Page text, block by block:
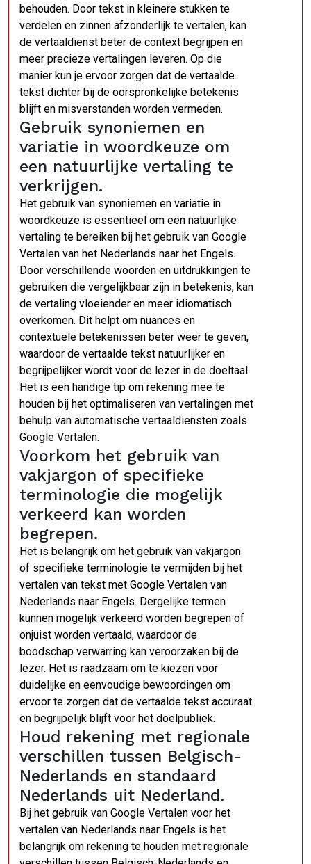
behouden. Door tekst in kleinere stukken te
verdelen en zinnen afzonderlijk te vertalen, kan
de vertaaldienst beter de context begrijpen en
meer precieze vertalingen leveren. Op die
manier kun je ervoor zorgen dat de vertaalde
tekst dichter bij de oorspronkelijke betekenis
blijft en misverstanden worden vermeden.
Gebruik synoniemen en
variatie in woordkeuze om
een natuurlijke vertaling te
verkrijgen.
Het gebruik van synoniemen en variatie in
woordkeuze is essentieel om een natuurlijke
vertaling te bereiken bij het gebruik van Google
Vertalen van het Nederlands naar het Engels.
Door verschillende woorden en uitdrukkingen te
gebruiken die vergelijkbaar zijn in betekenis, kan
de vertaling vloeiender en meer idiomatisch
overkomen. Dit helpt om nuances en
contextuele betekenissen beter weer te geven,
waardoor de vertaalde tekst natuurlijker en
begrijpelijker wordt voor de lezer in de doeltaal.
Het is een handige tip om rekening mee te
houden bij het optimaliseren van vertalingen met
behulp van automatische vertaaldiensten zoals
Google Vertalen.
Voorkom het gebruik van
vakjargon of specifieke
terminologie die mogelijk
verkeerd kan worden
begrepen.
Het is belangrijk om het gebruik van vakjargon
of specifieke terminologie te vermijden bij het
vertalen van tekst met Google Vertalen van
Nederlands naar Engels. Dergelijke termen
kunnen mogelijk verkeerd worden begrepen of
onjuist worden vertaald, waardoor de
boodschap verwarring kan veroorzaken bij de
lezer. Het is raadzaam om te kiezen voor
duidelijke en eenvoudige bewoordingen om
ervoor te zorgen dat de vertaalde tekst accuraat
en begrijpelijk blijft voor het doelpubliek.
Houd rekening met regionale
verschillen tussen Belgisch-
Nederlands en standaard
Nederlands uit Nederland.
Bij het gebruik van Google Vertalen voor het
vertalen van Nederlands naar Engels is het
belangrijk om rekening te houden met regionale